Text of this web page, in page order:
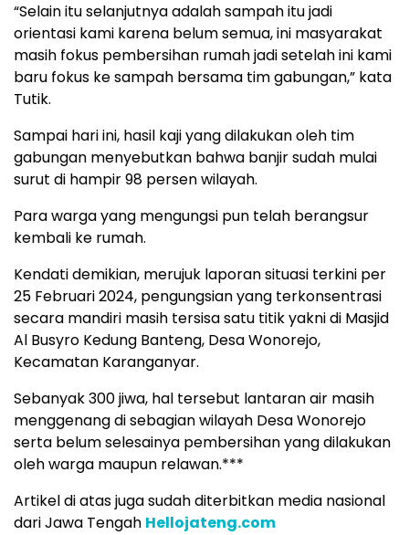
“Selain itu selanjutnya adalah sampah itu jadi
orientasi kami karena belum semua, ini masyarakat
masih fokus pembersihan rumah jadi setelah ini kami
baru fokus ke sampah bersama tim gabungan,” kata
Tutik.
Sampai hari ini, hasil kaji yang dilakukan oleh tim
gabungan menyebutkan bahwa banjir sudah mulai
surut di hampir 98 persen wilayah.
Para warga yang mengungsi pun telah berangsur
kembali ke rumah.
Kendati demikian, merujuk laporan situasi terkini per
25 Februari 2024, pengungsian yang terkonsentrasi
secara mandiri masih tersisa satu titik yakni di Masjid
Al Busyro Kedung Banteng, Desa Wonorejo,
Kecamatan Karanganyar.
Sebanyak 300 jiwa, hal tersebut lantaran air masih
menggenang di sebagian wilayah Desa Wonorejo
serta belum selesainya pembersihan yang dilakukan
oleh warga maupun relawan.***
Artikel di atas juga sudah diterbitkan media nasional
dari Jawa Tengah Hellojateng.com